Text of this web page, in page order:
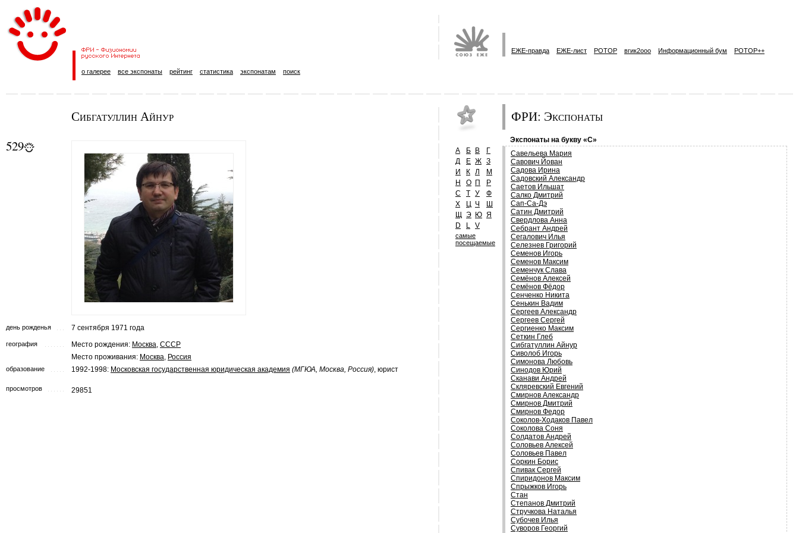
о галерее все экспонаты рейтинг статистика экспонатам поиск
ЕЖЕ-правда ЕЖЕ-лист РОТОР вгик2ooo Информационный бум РОТОР++
Сибгатуллин Айнур
529
день рожденья 7 сентября 1971 года
география Место рождения: Москва, СССР
Место проживания: Москва, Россия
образование 1992-1998: Московская государственная юридическая академия (МГЮА, Москва, Россия), юрист
просмотров 29851
ФРИ: Экспонаты
А Б В
Г
Д
Е Ж З
И
К Л
М
Н
О П
Р
С
Т У
Ф
Х
Ц Ч
Ш
Щ Э Ю Я
D
L V
самые
посещаемые
Экспонаты на букву «С»
Савельева Мария
Савович Йован
Садова Ирина
Садовский Александр
Саетов Ильшат
Салко Дмитрий
Сап-Са-Дэ
Сатин Дмитрий
Свердлова Анна
Себрант Андрей
Сегалович Илья
Селезнев Григорий
Семенов Игорь
Семенов Максим
Семенчук Слава
Семёнов Алексей
Семёнов Фёдор
Сенченко Никита
Сенькин Вадим
Сергеев Александр
Сергеев Сергей
Сергиенко Максим
Сеткин Глеб
Сибгатуллин Айнур
Сиволоб Игорь
Симонова Любовь
Синодов Юрий
Сканави Андрей
Скляревский Евгений
Смирнов Александр
Смирнов Дмитрий
Смирнов Федор
Соколов-Ходаков Павел
Соколова Соня
Солдатов Андрей
Соловьев Алексей
Соловьев Павел
Соркин Борис
Спивак Сергей
Спиридонов Максим
Спрыжков Игорь
Стан
Степанов Дмитрий
Стручкова Наталья
Субочев Илья
Суворов Георгий